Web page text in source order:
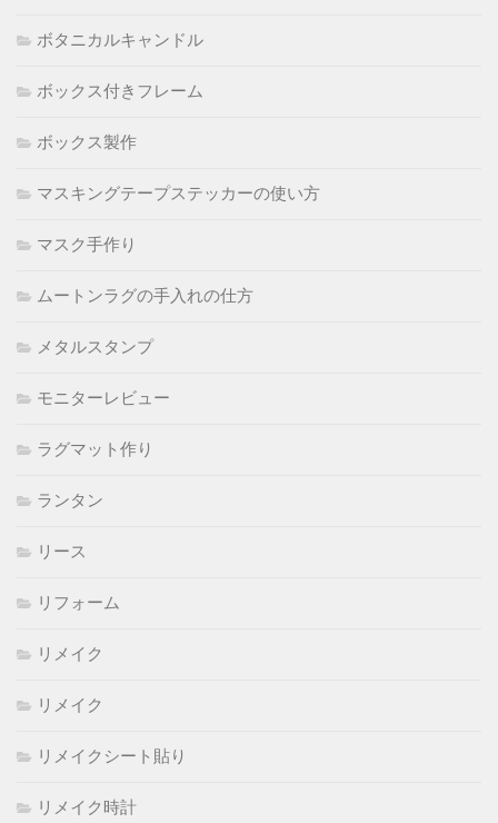
ボタニカルキャンドル
ボックス付きフレーム
ボックス製作
マスキングテープステッカーの使い方
マスク手作り
ムートンラグの手入れの仕方
メタルスタンプ
モニターレビュー
ラグマット作り
ランタン
リース
リフォーム
リメイク
リメイク
リメイクシート貼り
リメイク時計